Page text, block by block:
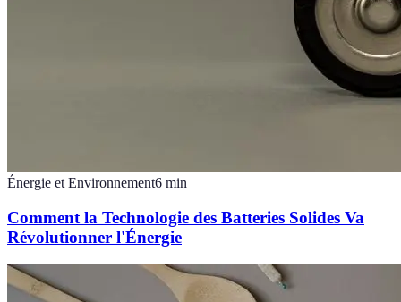
Énergie et Environnement6 min
Comment la Technologie des Batteries Solides Va
Révolutionner l'Énergie